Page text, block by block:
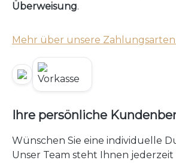
Überweisung.
Mehr über unsere
Ihre persönliche
Wünschen Sie eine individuelle
Unser Team steht Ihnen jederzeit